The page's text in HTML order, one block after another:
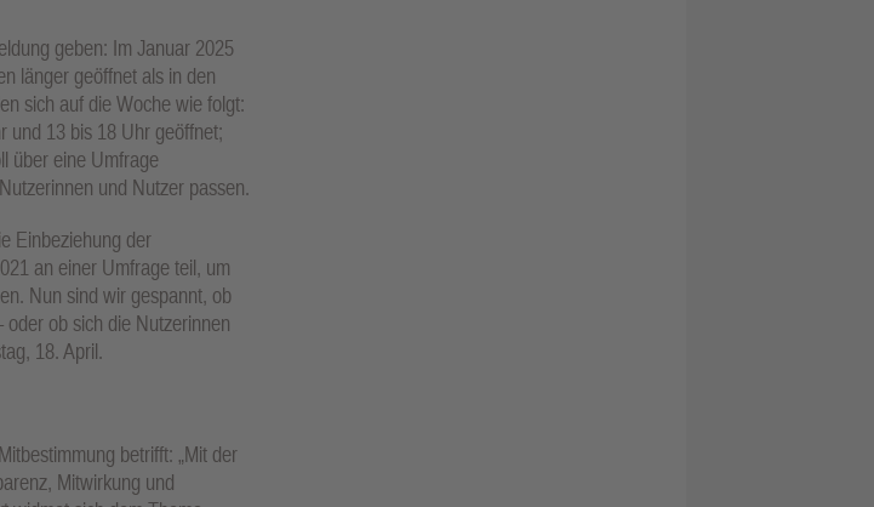
geben: Im Januar 2025
länger geöffnet als in den
sich auf die Woche wie folgt:
und 13 bis 18 Uhr geöffnet;
über eine Umfrage
und Nutzer passen.
Einbeziehung der
an einer Umfrage teil, um
Nun sind wir gespannt, ob
ob sich die Nutzerinnen
18. April.
betrifft: „Mit der
Mitwirkung und